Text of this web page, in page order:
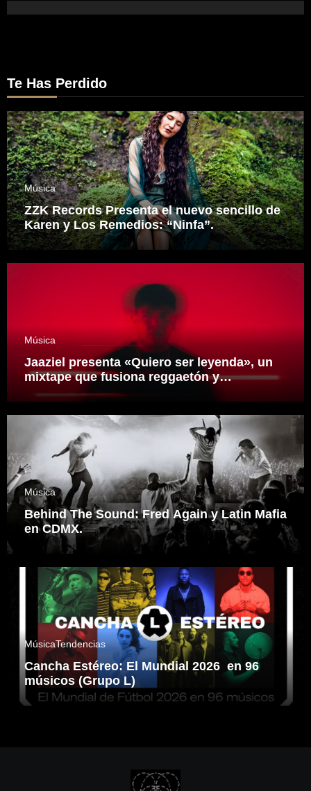
Te Has Perdido
Música
ZZK Records Presenta el nuevo sencillo de
Karen y Los Remedios: “Ninfa”.
Música
Jaaziel presenta «Quiero ser leyenda», un
mixtape que fusiona reggaetón y
electrónica desde una visión propia
inspirado en el sonidero Mexicano.
Música
Behind The Sound: Fred Again y Latin Mafia
en CDMX.
MúsicaTendencias
Cancha Estéreo: El Mundial 2026 en 96
músicos (Grupo L)